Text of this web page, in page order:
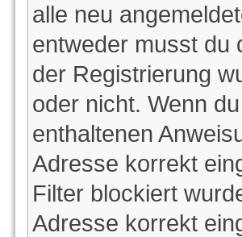
alle neu
entweder musst du
der Registrierung
oder nicht. Wenn
enthaltenen
Adresse korrekt
Filter blockiert
Adresse korrekt